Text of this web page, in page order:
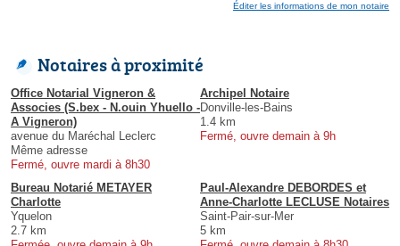
Éditer les informations de mon notaire
Notaires à proximité
Office Notarial Vigneron &
Associes (S.bex - N.ouin Yhuello -
A Vigneron)
avenue du Maréchal Leclerc
Même adresse
Fermé, ouvre mardi à 8h30
Archipel Notaire
Donville-les-Bains
1.4 km
Fermé, ouvre demain à 9h
Bureau Notarié METAYER
Charlotte
Yquelon
2.7 km
Paul-Alexandre DEBORDES et
Anne-Charlotte LECLUSE Notaires
Saint-Pair-sur-Mer
5 km